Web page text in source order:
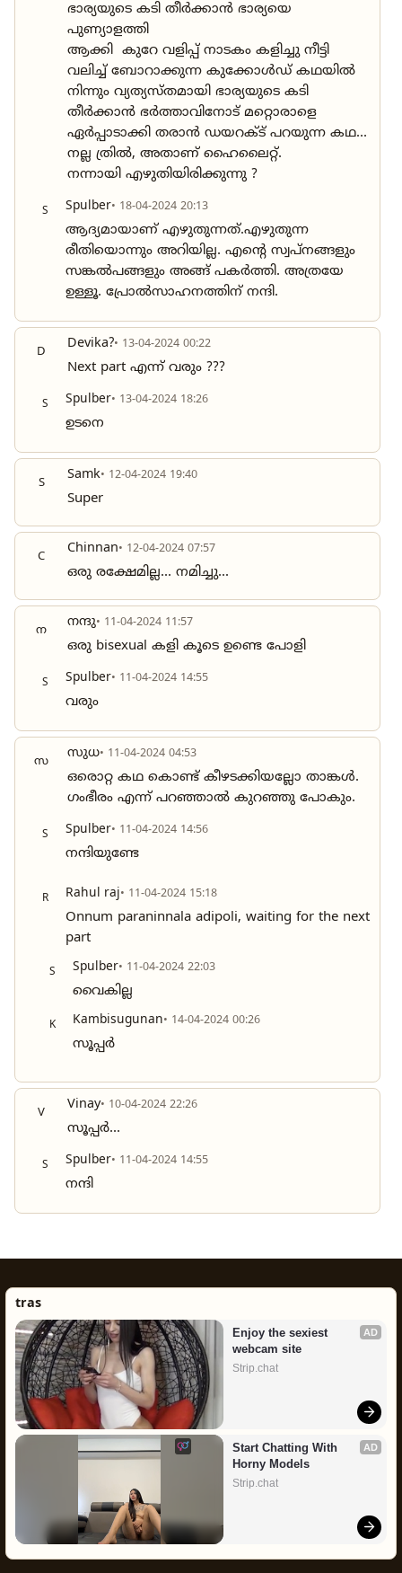
ഭാര്യയുടെ കടി തീർക്കാൻ ഭാര്യയെ
പുണ്യാളത്തി
ആക്കി കുറേ വളിപ്പ് നാടകം കളിച്ചു നീട്ടി
വലിച്ച് ബോറാക്കുന്ന കുക്കോൾഡ് കഥയിൽ
നിന്നും വ്യത്യസ്തമായി ഭാര്യയുടെ കടി
തീർക്കാൻ ഭർത്താവിനോട് മറ്റൊരാളെ
ഏർപ്പാടാക്കി തരാൻ ഡയറക്ട് പറയുന്ന കഥ...
നല്ല ത്രിൽ, അതാണ് ഹൈലൈറ്റ്.
നന്നായി എഴുതിയിരിക്കുന്നു ?
S Spulber• 18-04-2024 20:13
ആദ്യമായാണ് എഴുതുന്നത്.എഴുതുന്ന
രീതിയൊന്നും അറിയില്ല. എൻ്റെ സ്വപ്നങ്ങളും
സങ്കൽപങ്ങളും അങ്ങ് പകർത്തി. അത്രയേ
ഉള്ളൂ. പ്രോൽസാഹനത്തിന് നന്ദി.
D Devika?• 13-04-2024 00:22
Next part എന്ന് വരും ???
S Spulber• 13-04-2024 18:26
ഉടനെ
S Samk• 12-04-2024 19:40
Super
C Chinnan• 12-04-2024 07:57
ഒരു രക്ഷേമില്ല... നമിച്ചു...
ന നന്ദു• 11-04-2024 11:57
ഒരു bisexual കളി കൂടെ ഉണ്ടെ പോളി
S Spulber• 11-04-2024 14:55
വരും
സ സുധ• 11-04-2024 04:53
ഒരൊറ്റ കഥ കൊണ്ട് കീഴടക്കിയല്ലോ താങ്കൾ.
ഗംഭീരം എന്ന് പറഞ്ഞാൽ കുറഞ്ഞു പോകും.
S Spulber• 11-04-2024 14:56
നന്ദിയുണ്ടേ
R Rahul raj• 11-04-2024 15:18
Onnum paraninnala adipoli, waiting for the next
part
S Spulber• 11-04-2024 22:03
വൈകില്ല
K Kambisugunan• 14-04-2024 00:26
സൂപ്പർ
V Vinay• 10-04-2024 22:26
സൂപ്പർ...
S Spulber• 11-04-2024 14:55
നന്ദി
tras
AD
Enjoy the sexiest
webcam site
Strip.chat
AD
Start Chatting With
Horny Models
Strip.chat